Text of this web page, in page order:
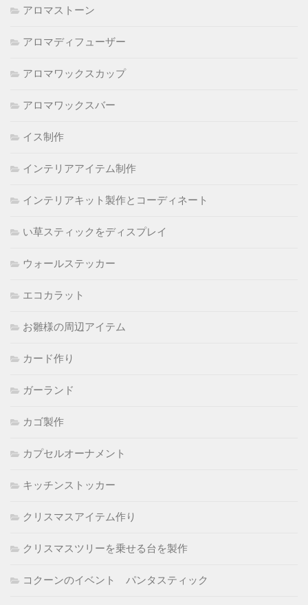
アロマストーン
アロマディフューザー
アロマワックスカップ
アロマワックスバー
イス制作
インテリアアイテム制作
インテリアキット製作とコーディネート
い草スティックをディスプレイ
ウォールステッカー
エコカラット
お雛様の周辺アイテム
カード作り
ガーランド
カゴ製作
カプセルオーナメント
キッチンストッカー
クリスマスアイテム作り
クリスマスツリーを乗せる台を製作
コクーンのイベント パンタスティック